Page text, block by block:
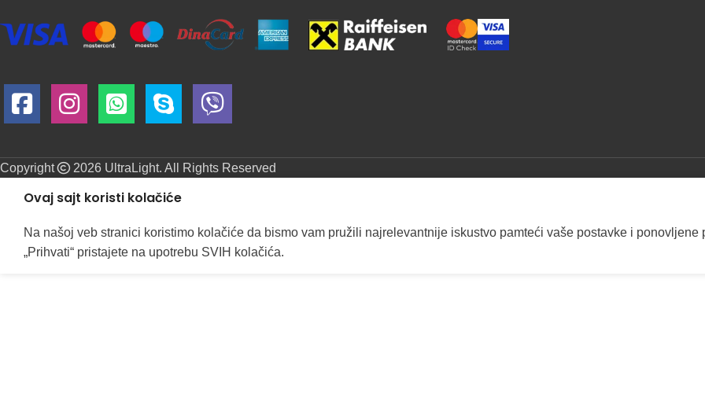
Copyright 2026 UltraLight. All Rights Reserved
Ovaj sajt koristi kolačiće
Na našoj veb stranici koristimo kolačiće da bismo vam pružili najrelevantnije iskustvo pamteći vaše postavke i ponovljene
„Prihvati“ pristajete na upotrebu SVIH kolačića.